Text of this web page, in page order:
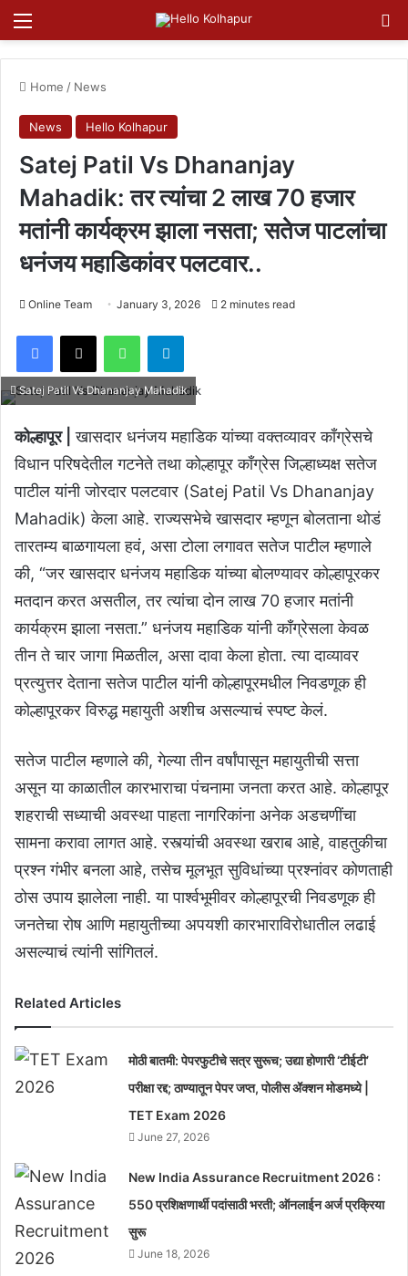
Menu
Home / News
News Hello Kolhapur
Satej Patil Vs Dhananjay
Mahadik: तर त्यांचा 2 लाख 70 हजार
मतांनी कार्यक्रम झाला नसता; सतेज पाटलांचा
धनंजय महाडिकांवर पलटवार..
Online Team January 3, 2026 2 minutes read
Facebook
X WhatsAppTelegram
Satej Patil Vs Dhananjay Mahadik
कोल्हापूर |
खासदार धनंजय महाडिक यांच्या वक्तव्यावर काँग्रेसचे
विधान परिषदेतील गटनेते तथा कोल्हापूर काँग्रेस जिल्हाध्यक्ष सतेज
पाटील यांनी जोरदार पलटवार (Satej Patil Vs Dhananjay
Mahadik) केला आहे. राज्यसभेचे खासदार म्हणून बोलताना थोडं
तारतम्य बाळगायला हवं, असा टोला लगावत सतेज पाटील म्हणाले
की, “जर खासदार धनंजय महाडिक यांच्या बोलण्यावर कोल्हापूरकर
मतदान करत असतील, तर त्यांचा दोन लाख 70 हजार मतांनी
कार्यक्रम झाला नसता.” धनंजय महाडिक यांनी काँग्रेसला केवळ
तीन ते चार जागा मिळतील, असा दावा केला होता. त्या दाव्यावर
प्रत्युत्तर देताना सतेज पाटील यांनी कोल्हापूरमधील निवडणूक ही
कोल्हापूरकर विरुद्ध महायुती अशीच असल्याचं स्पष्ट केलं.
सतेज पाटील म्हणाले की, गेल्या तीन वर्षांपासून महायुतीची सत्ता
असून या काळातील कारभाराचा पंचनामा जनता करत आहे. कोल्हापूर
शहराची सध्याची अवस्था पाहता नागरिकांना अनेक अडचणींचा
सामना करावा लागत आहे. रस्त्यांची अवस्था खराब आहे, वाहतुकीचा
प्रश्न गंभीर बनला आहे, तसेच मूलभूत सुविधांच्या प्रश्नांवर कोणताही
ठोस उपाय झालेला नाही. या पार्श्वभूमीवर कोल्हापूरची निवडणूक ही
जनतेचा रोष आणि महायुतीच्या अपयशी कारभाराविरोधातील लढाई
असल्याचं त्यांनी सांगितलं.
Related Articles
मोठी बातमी: पेपरफुटीचे सत्र सुरूच; उद्या होणारी ‘टीईटी’
परीक्षा रद्द; ठाण्यातून पेपर जप्त, पोलीस ॲक्शन मोडमध्ये |
TET Exam 2026
June 27, 2026
New India Assurance Recruitment 2026 :
550 प्रशिक्षणार्थी पदांसाठी भरती; ऑनलाईन अर्ज प्रक्रिया
सुरू
June 18, 2026